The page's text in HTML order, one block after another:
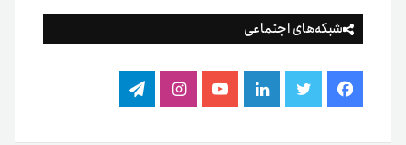
شبکه‌های اجتماعی
فیس توییتر لینکدینیوتیوباینستاگرام
تلگرام